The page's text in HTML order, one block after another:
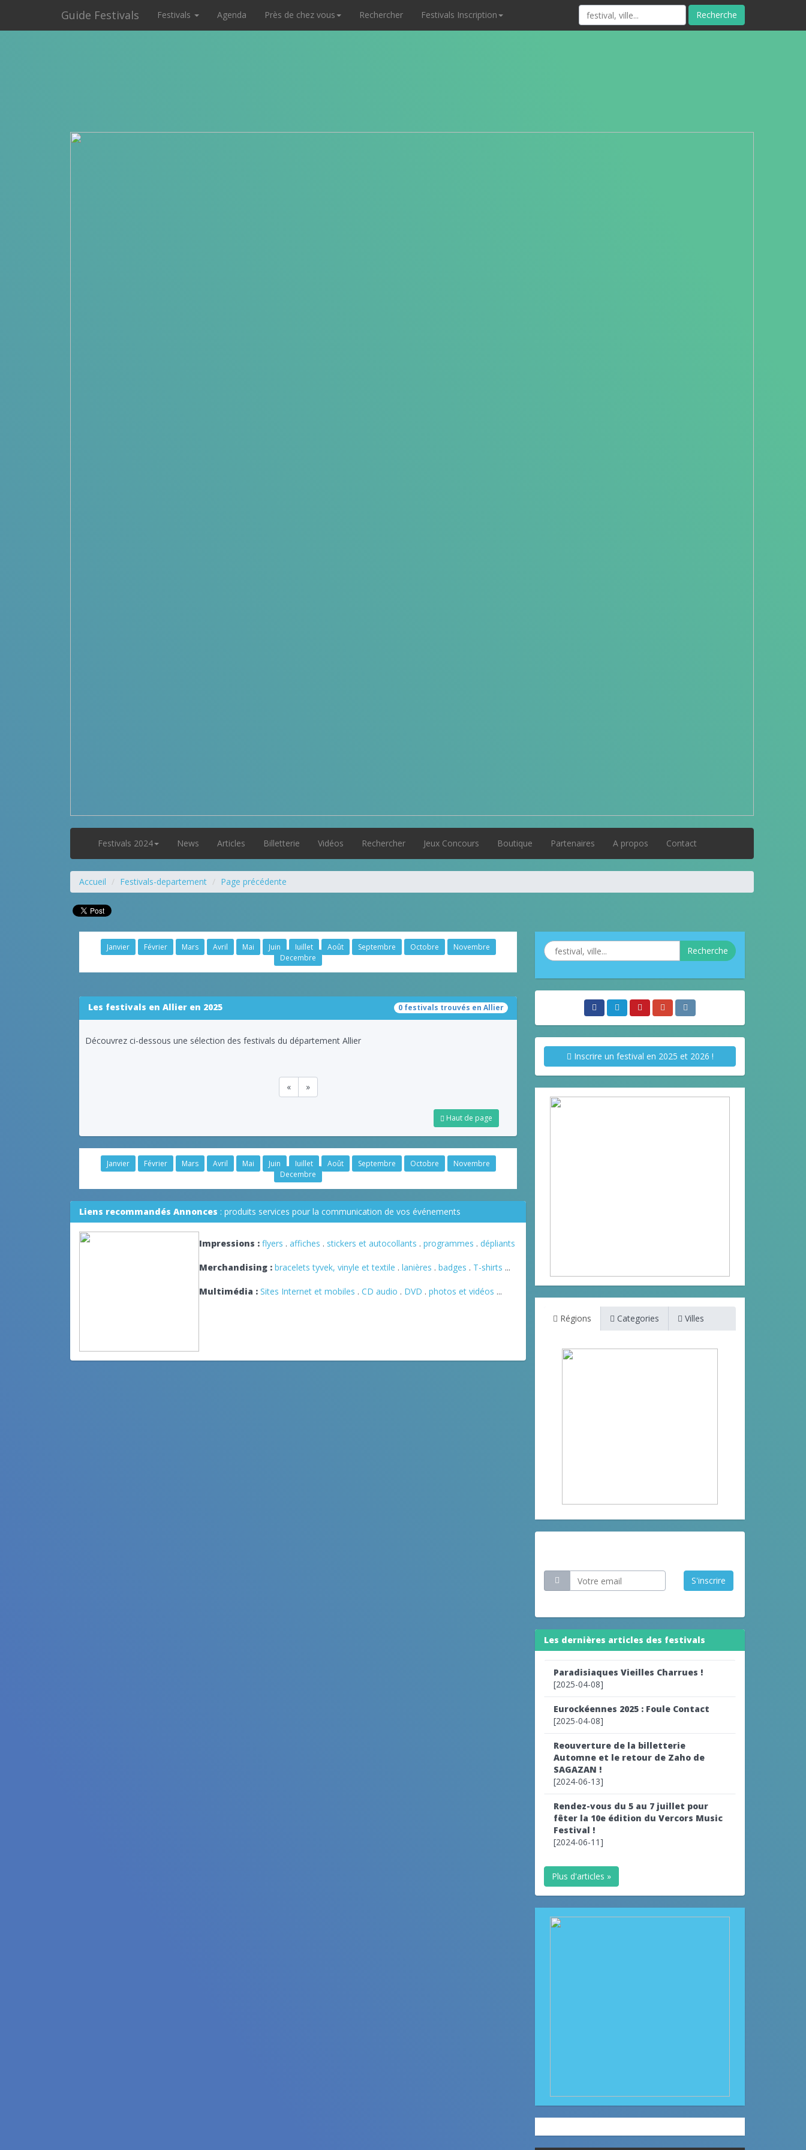
Guide Festivals Festivals Agenda Près de chez vous Rechercher Festivals Inscription Recherche
Festivals 2024 News Articles Billetterie Vidéos Rechercher Jeux Concours Boutique Partenaires A propos Contact
Accueil Festivals-departement Page précédente
Janvier Février Mars Avril Mai Juin Juillet Août Septembre Octobre
Novembre
Decembre
Les festivals en Allier en 2025 0 festivals trouvés en Allier
Découvrez ci-dessous une sélection des festivals du département Allier
« »
Haut de page
Janvier Février Mars Avril Mai Juin Juillet Août Septembre Octobre
Novembre
Decembre
Liens recommandés Annonces : produits services pour la communication de vos événements
Impressions : flyers . affiches . stickers et autocollants . programmes . dépliants
Merchandising : bracelets tyvek, vinyle et textile . lanières . badges . T-shirts ...
Multimédia : Sites Internet et mobiles . CD audio . DVD . photos et vidéos ...
Recherche
Inscrire un festival en 2025 et 2026 !
Régions Categories Villes
S'inscrire
Les dernières articles des festivals
Paradisiaques Vieilles Charrues !
[2025-04-08]
Eurockéennes 2025 : Foule Contact
[2025-04-08]
Reouverture de la billetterie
Automne et le retour de Zaho de
SAGAZAN !
[2024-06-13]
Rendez-vous du 5 au 7 juillet pour
fêter la 10e édition du Vercors Music
Festival !
[2024-06-11]
Plus d'articles »